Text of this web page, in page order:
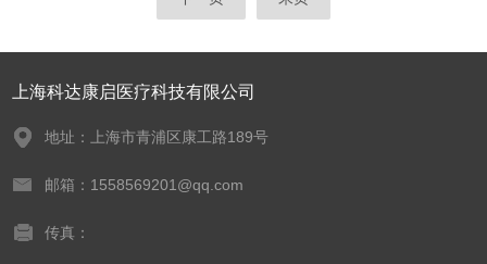
上海科达康启医疗科技有限公司
地址：上海市青浦区康工路189号
邮箱：1558569201@qq.com
传真：